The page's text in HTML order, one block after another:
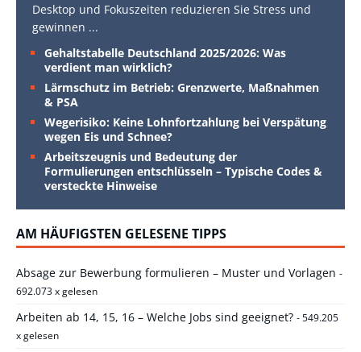
Desktop und Fokuszeiten reduzieren Sie Stress und
gewinnen ...
Gehaltstabelle Deutschland 2025/2026: Was
verdient man wirklich?
Lärmschutz im Betrieb: Grenzwerte, Maßnahmen
& PSA
Wegerisiko: Keine Lohnfortzahlung bei Verspätung
wegen Eis und Schnee?
Arbeitszeugnis und Bedeutung der
Formulierungen entschlüsseln – Typische Codes &
versteckte Hinweise
AM HÄUFIGSTEN GELESENE TIPPS
Absage zur Bewerbung formulieren – Muster und Vorlagen -
692.073 x gelesen
Arbeiten ab 14, 15, 16 – Welche Jobs sind geeignet? - 549.205
x gelesen